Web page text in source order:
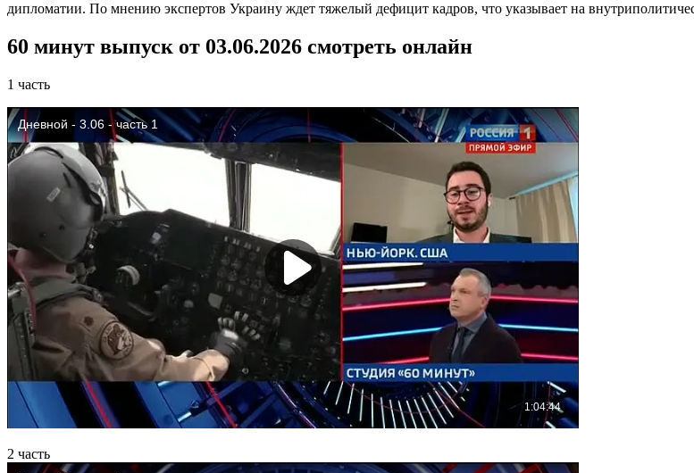
дипломатии. По мнению экспертов Украину ждет тяжелый дефицит кадров, что указывает на
60 минут выпуск от 03.06.2026 смотреть онлайн
1 часть
2 часть